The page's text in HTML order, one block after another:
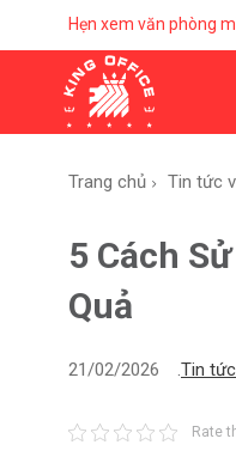
Hẹn xem văn phòng
Trang chủ Tin tức
5 Cách
Quả
21/02/2026 .Tin
Rate